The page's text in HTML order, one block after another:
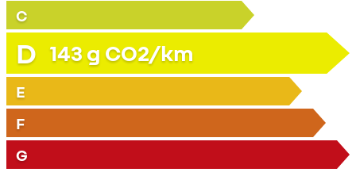
C
D 143 g CO2/km
E
F
G